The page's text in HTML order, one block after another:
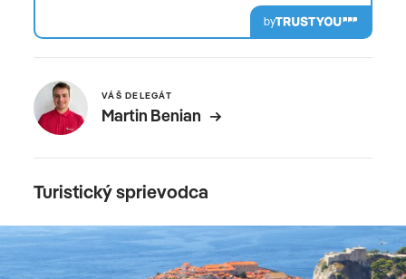
by
VÁŠ DELEGÁT
Martin Benian
Turistický sprievodca